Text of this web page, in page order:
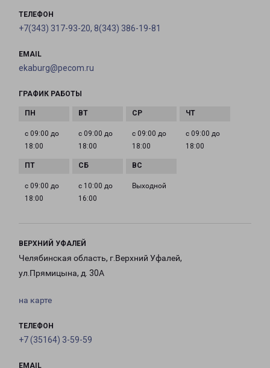
ТЕЛЕФОН
+7(343) 317-93-20, 8(343) 386-19-81
EMAIL
ekaburg@pecom.ru
ГРАФИК РАБОТЫ
с 09:00 до
18:00
с 09:00 до
18:00
с 09:00 до
18:00
с 09:00 до
18:00
с 09:00 до
18:00
с 10:00 до
16:00
Выходной
ВЕРХНИЙ УФАЛЕЙ
Челябинская область, г.Верхний Уфалей,
ул.Прямицына, д. 30А
на карте
ТЕЛЕФОН
+7 (35164) 3-59-59
EMAIL